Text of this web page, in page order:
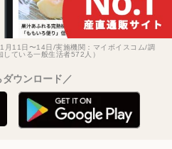
11日〜14日/実施機関：マイボイスコム/調
ている一般生活者572人）
ウンロード／